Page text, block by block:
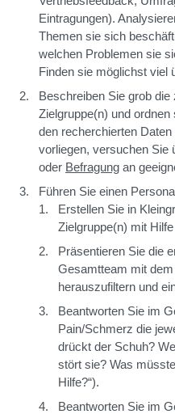
Eintragungen).
Themen sie sich
welchen Problemen sie
Finden sie möglichst viel
Beschreiben Sie grob
Zielgruppe(n) und
den recherchierten
vorliegen, versuchen Sie
oder Befragung an
Führen Sie einen
Erstellen Sie in
Zielgruppe(n) mit
Präsentieren Sie die
Gesamtteam mit
herauszufiltern und
Beantworten Sie im
Pain/Schmerz die
drückt der Schuh?
stört sie? Was
Hilfe?“).
Beantworten Sie im